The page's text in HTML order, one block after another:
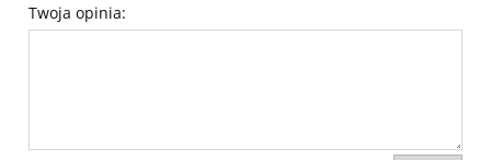
Twoja opinia: